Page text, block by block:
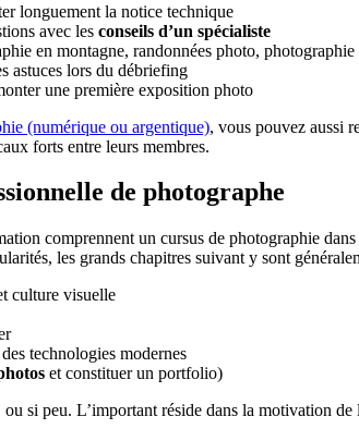
longuement la notice technique
avec les conseils d’un spécialiste
en montagne, randonnées photo, photographie
astuces lors du débriefing
une première exposition photo
(numérique ou argentique), vous pouvez aussi
forts entre leurs membres.
de photographe
comprennent un cursus de photographie
les grands chapitres suivant y sont
culture visuelle
technologies modernes
et constituer un portfolio)
si peu. L’important réside dans la motivation